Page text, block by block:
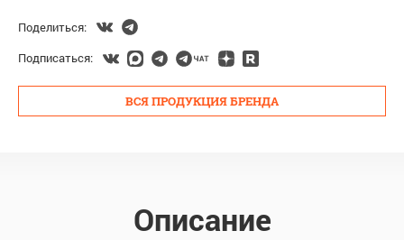
Поделиться:
Подписаться:
ВСЯ ПРОДУКЦИЯ БРЕНДА
Описание